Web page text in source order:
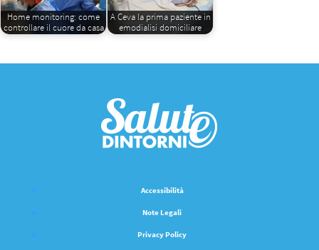
Home monitoring: come
controllare il cuore da casa
A Ceva la prima paziente in
emodialisi domiciliare
Accessibilità
Note Legali
Privacy Policy